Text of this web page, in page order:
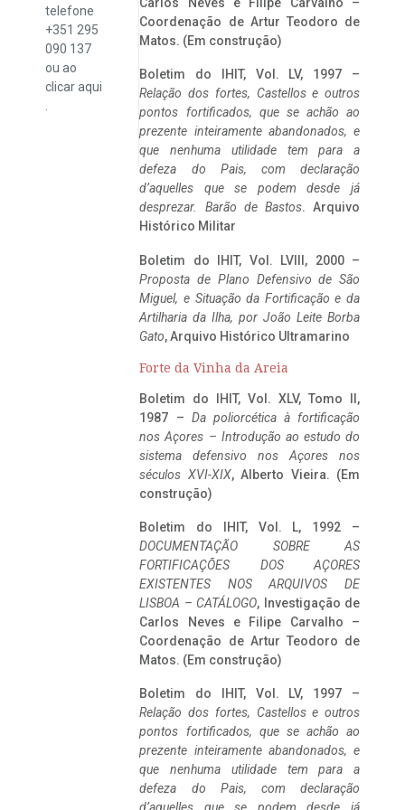
telefone
+351 295
090 137
ou ao
clicaraqui
Coordenação de Artur Teodoro de
Matos. (Em construção)
Boletim do IHIT, Vol. LV, 1997 –
Relação dos fortes, Castellos e outros
pontos fortificados, que se achão ao
prezente inteiramente abandonados, e
que nenhuma utilidade tem para a
defeza do Pais, com declaração
d’aquelles que se podem desde já
desprezar. Barão de Bastos. Arquivo
Histórico Militar
Boletim do IHIT, Vol. LVIII, 2000 –
Proposta de Plano Defensivo de São
Miguel, e Situação da Fortificação e da
Artilharia da Ilha, por João Leite Borba
Gato, Arquivo Histórico Ultramarino
Forte da Vinha da Areia
Boletim do IHIT, Vol. XLV, Tomo II,
1987 – Da poliorcética à fortificação
nos Açores – Introdução ao estudo do
sistema defensivo nos Açores nos
séculos XVI-XIX, Alberto Vieira. (Em
construção)
Boletim do IHIT, Vol. L, 1992 –
DOCUMENTAÇÃO SOBRE AS
FORTIFICAÇÕES DOS AÇORES
EXISTENTES NOS ARQUIVOS DE
LISBOA – CATÁLOGO, Investigação de
Carlos Neves e Filipe Carvalho –
Coordenação de Artur Teodoro de
Matos. (Em construção)
Boletim do IHIT, Vol. LV, 1997 –
Relação dos fortes, Castellos e outros
pontos fortificados, que se achão ao
prezente inteiramente abandonados, e
que nenhuma utilidade tem para a
defeza do Pais, com declaração